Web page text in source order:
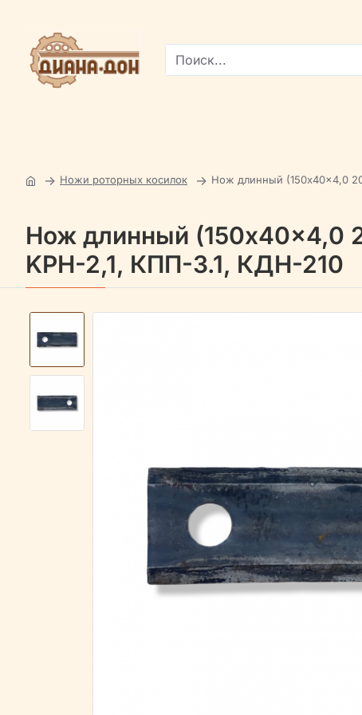
Поиск...
Ножи роторных косилок Нож длинный (150x40x4,0
Нож длинный (150x40x4,0
KPH-2,1, КПП-3.1, КДН-210